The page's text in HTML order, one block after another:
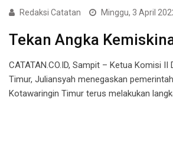
Redaksi Catatan Minggu, 3 April
Tekan Angka
CATATAN.CO.ID, Sampit – Ketua Komisi II
Timur, Juliansyah menegaskan
Kotawaringin Timur terus melakukan